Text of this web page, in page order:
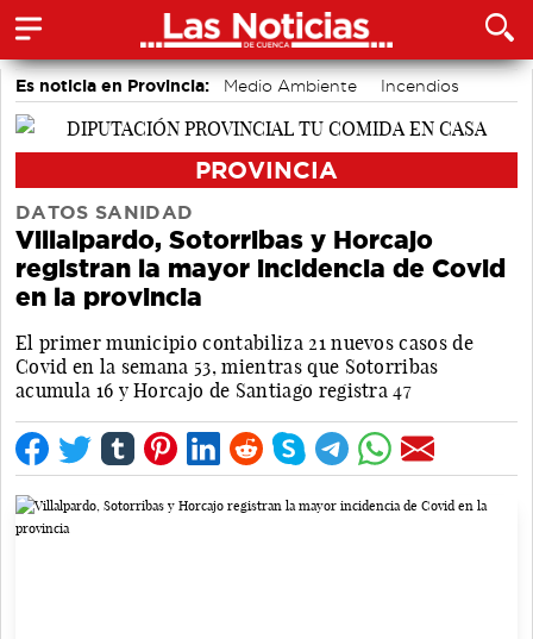
Es noticia en Provincia: Medio Ambiente Incendios
PROVINCIA
DATOS SANIDAD
Villalpardo, Sotorribas y Horcajo
registran la mayor incidencia de Covid
en la provincia
El primer municipio contabiliza 21 nuevos casos de
Covid en la semana 53, mientras que Sotorribas
acumula 16 y Horcajo de Santiago registra 47